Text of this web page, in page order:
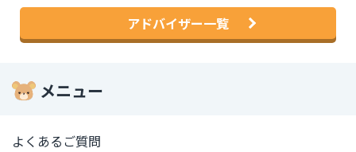
アドバイザー一覧
メニュー
よくあるご質問